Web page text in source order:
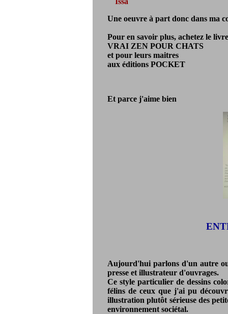
Une oeuvre à part donc dans ma
Pour en savoir plus, achetez le
VRAI ZEN POUR CHATS
et pour leurs maitres
aux éditions POCKET
Et parce j'aime bien
Aujourd'hui parlons d'un autre
presse et illustrateur d'ouvrages.
Ce style particulier de dessins
félins de ceux que j'ai pu
illustration plutôt sérieuse des
environnement sociétal.